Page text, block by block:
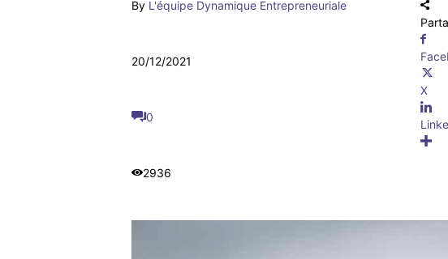
By L'équipe Dynamique Entrepreneuriale
20/12/2021
0
2936
X